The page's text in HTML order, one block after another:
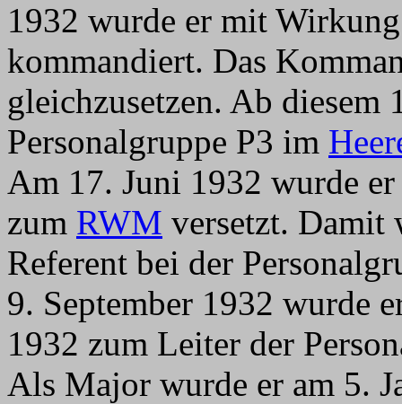
1932 wurde er mit
kommandiert. Das
gleichzusetzen. Ab diesem
Personalgruppe P3 im
Am 17. Juni 1932 wurde
zum RWM versetzt. Damit
Referent bei der
9. September 1932 wurde
1932 zum Leiter der
Als Major wurde er am 5.